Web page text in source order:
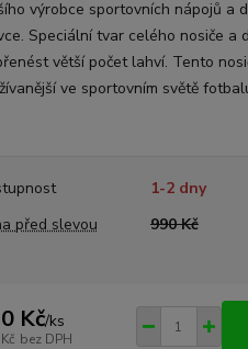
výrobce sportovních nápojů a
Speciální tvar celého nosiče a
větší počet lahví. Tento
ve sportovním světě
1-2 dny
před slevou
990 Kč
Kč/ks
bez DPH